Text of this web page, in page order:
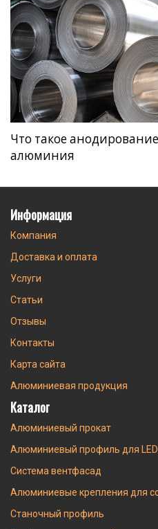
Что такое
алюминия
Информация
Компания
Доставка и оплата
Услуги
Статьи
Отзывы
Контакты
Карта сайта
Алюминиевая продукция
Каталог
Алюминиевый прокат
Алюминиевый профиль для
Система вентфасад
Алюминиевые крепления для
Станочный профиль